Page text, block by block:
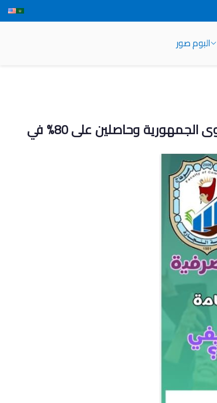
البوم صور
اعلان هام لجميع طلاب الثانوية العامة الحاصلين على الحد الادني لكلية التجارة على مستوى الجمهورية وحاصلين على 80% في